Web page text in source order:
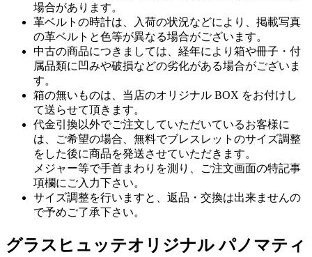
場合があります。
革ベルトの時計は、入荷の状況などにより、掲載写真
の革ベルトと色等が異なる場合がございます。
中古の商品につきましては、経年により箱や冊子・付
属品類に凹みや破損などの劣化がある場合がございま
す。
箱の無いものは、当店のオリジナル BOX をお付けし
て送らせて頂きます。
代金引換以外でご注文していただいているお客様に
は、ご希望の場合、無料でブレスレットのサイズ調整
をした後に商品を発送させていただきます。
メジャー等で手首まわりを測り、ご注文画面の特記事
項欄にご入力下さい。
サイズ調整を行いますと、返品・交換は出来ませんの
で予めご了承下さい。
グラスヒュッテオリジナル パノマティ